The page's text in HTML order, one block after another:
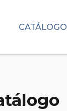
CATÁLOGO